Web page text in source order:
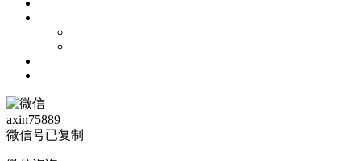
axin75889
微信号已复制